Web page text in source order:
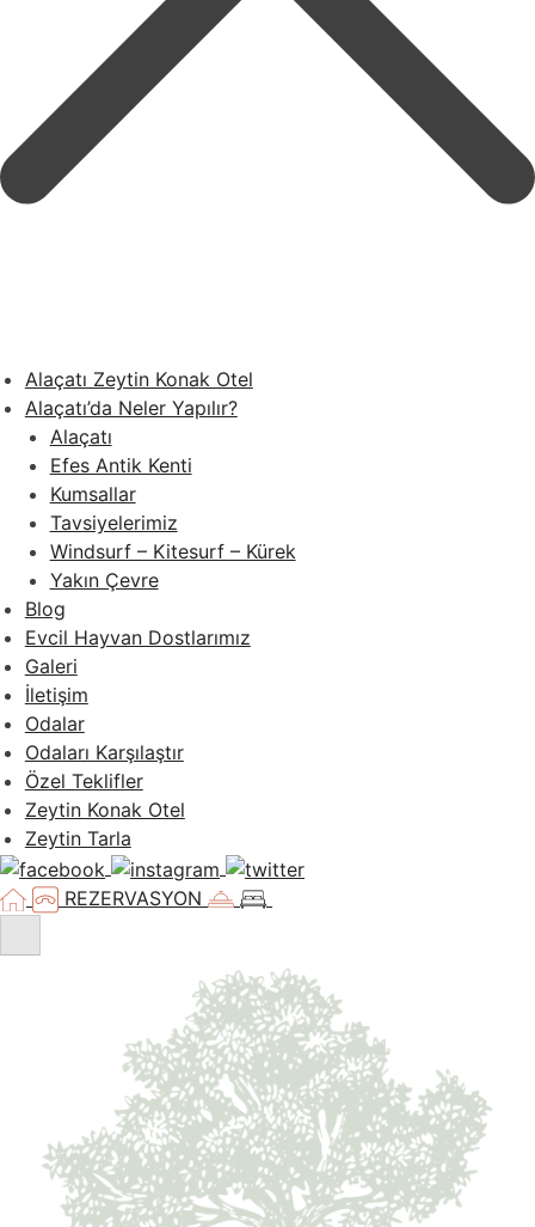
Alaçatı Zeytin Konak Otel
Alaçatı’da Neler Yapılır?
Alaçatı
Efes Antik Kenti
Kumsallar
Tavsiyelerimiz
Windsurf – Kitesurf – Kürek
Yakın Çevre
Blog
Evcil Hayvan Dostlarımız
Galeri
İletişim
Odalar
Odaları Karşılaştır
Özel Teklifler
Zeytin Konak Otel
Zeytin Tarla
REZERVASYON